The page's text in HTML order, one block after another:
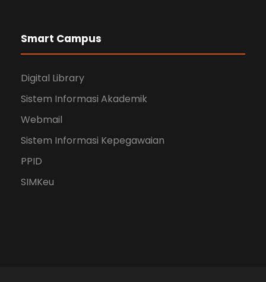
Smart Campus
Digital Library
Sistem Informasi Akademik
Webmail
Sistem Informasi Kepegawaian
PPID
SIMKeu